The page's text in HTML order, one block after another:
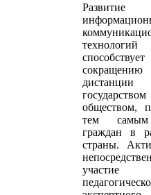
Развитие
технологий
способствует
сокращению
дистанции
обществом,
тем
граждан в
страны.
участие